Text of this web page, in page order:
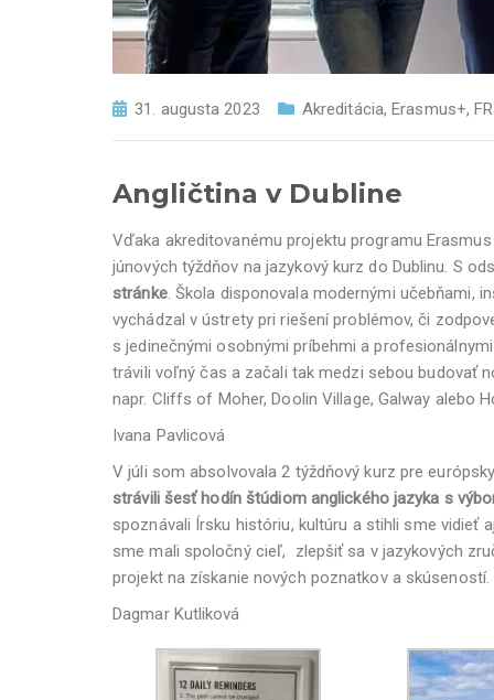
31. augusta 2023 Akreditácia,Erasmus+,
Angličtina v Dubline
Vďaka akreditovanému projektu programu
júnových týždňov na jazykový kurz do Dublinu. S
stránke. Škola disponovala modernými učebňami,
vychádzal v ústrety pri riešení problémov, či
s jedinečnými osobnými príbehmi a
trávili voľný čas a začali tak medzi sebou budovať
napr. Cliffs of Moher, Doolin Village, Galway alebo
Ivana Pavlicová
V júli som absolvovala 2 týždňový kurz pre
strávili šesť hodín štúdiom anglického jazyka s
spoznávali Írsku históriu, kultúru a stihli sme vidieť
sme mali spoločný cieľ, zlepšiť sa v jazykových
projekt na získanie nových poznatkov a skúseností.
Dagmar Kutliková